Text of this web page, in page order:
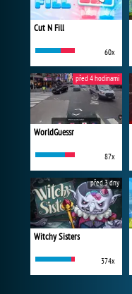
Cut N Fill
60x
WorldGuessr
87x
před 4 hodinami
Witchy Sisters
374x
před 3 dny